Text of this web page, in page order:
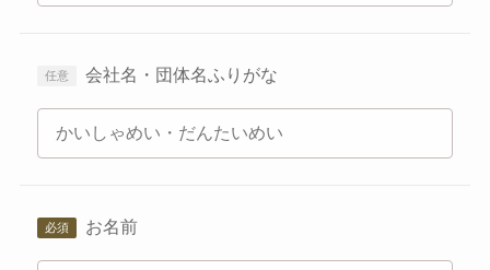
会社名・団体名ふりがな
お名前